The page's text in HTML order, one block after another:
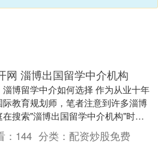
网 淄博出国留学中介机构
淄博留学中介如何选择 作为从业十年
际教育规划师，笔者注意到许多淄博
在搜索"淄博出国留学中介机构"时，
关注三个核心问题：本地化服务能
申请成功案....
： 144 分类： 配资炒股免费